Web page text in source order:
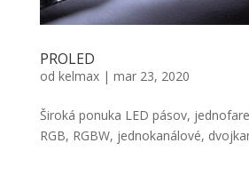
PROLED
od kelmax| mar 23, 2020
Široká ponuka LED pásov,
RGB, RGBW, jednokanálové,